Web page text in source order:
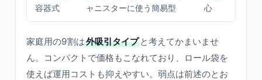
容器式
ャニスターに使う簡易型
心
家庭用の9割は外吸引タイプ と考えてかまいませ
ん。コンパクトで価格もこなれており、ロール袋を
使えば運用コストも抑えやすい。弱点は前述のとお